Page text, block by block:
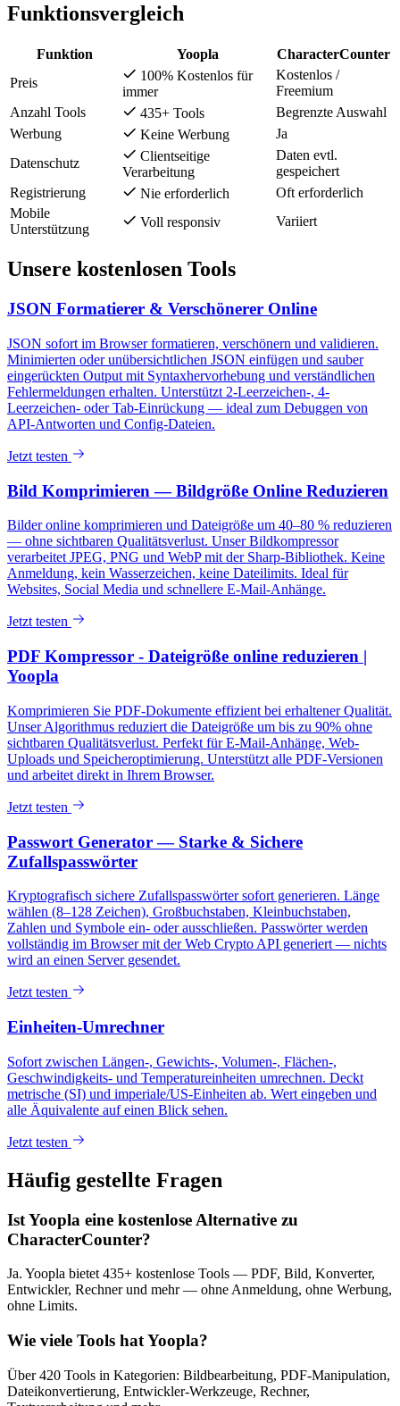
Funktionsvergleich
Funktion Yoopla
CharacterCounter
Preis
100% Kostenlos für
immer
Kostenlos /
Freemium
Anzahl Tools
435+ Tools
Begrenzte Auswahl
Werbung
Keine Werbung
Ja
Datenschutz
Clientseitige
Verarbeitung
Daten evtl.
gespeichert
Registrierung
Nie erforderlich
Oft erforderlich
Mobile
Unterstützung
Voll responsiv Variiert
Unsere kostenlosen Tools
JSON Formatierer & Verschönerer Online
JSON sofort im Browser formatieren, verschönern und validieren.
Minimierten oder unübersichtlichen JSON einfügen und sauber
eingerückten Output mit Syntaxhervorhebung und verständlichen
Fehlermeldungen erhalten. Unterstützt 2-Leerzeichen-, 4-
Leerzeichen- oder Tab-Einrückung — ideal zum Debuggen von
API-Antworten und Config-Dateien.
Jetzt testen
Bild Komprimieren — Bildgröße Online Reduzieren
Bilder online komprimieren und Dateigröße um 40–80 % reduzieren
— ohne sichtbaren Qualitätsverlust. Unser Bildkompressor
verarbeitet JPEG, PNG und WebP mit der Sharp-Bibliothek. Keine
Anmeldung, kein Wasserzeichen, keine Dateilimits. Ideal für
Websites, Social Media und schnellere E-Mail-Anhänge.
Jetzt testen
PDF Kompressor - Dateigröße online reduzieren |
Yoopla
Komprimieren Sie PDF-Dokumente effizient bei erhaltener Qualität.
Unser Algorithmus reduziert die Dateigröße um bis zu 90% ohne
sichtbaren Qualitätsverlust. Perfekt für E-Mail-Anhänge, Web-
Uploads und Speicheroptimierung. Unterstützt alle PDF-Versionen
und arbeitet direkt in Ihrem Browser.
Jetzt testen
Passwort Generator — Starke & Sichere
Zufallspasswörter
Kryptografisch sichere Zufallspasswörter sofort generieren. Länge
wählen (8–128 Zeichen), Großbuchstaben, Kleinbuchstaben,
Zahlen und Symbole ein- oder ausschließen. Passwörter werden
vollständig im Browser mit der Web Crypto API generiert — nichts
wird an einen Server gesendet.
Jetzt testen
Einheiten-Umrechner
Sofort zwischen Längen-, Gewichts-, Volumen-, Flächen-,
Geschwindigkeits- und Temperatureinheiten umrechnen. Deckt
metrische (SI) und imperiale/US-Einheiten ab. Wert eingeben und
alle Äquivalente auf einen Blick sehen.
Jetzt testen
Häufig gestellte Fragen
Ist Yoopla eine kostenlose Alternative zu
CharacterCounter?
Ja. Yoopla bietet 435+ kostenlose Tools — PDF, Bild, Konverter,
Entwickler, Rechner und mehr — ohne Anmeldung, ohne Werbung,
ohne Limits.
Wie viele Tools hat Yoopla?
Über 420 Tools in Kategorien: Bildbearbeitung, PDF-Manipulation,
Dateikonvertierung, Entwickler-Werkzeuge, Rechner,